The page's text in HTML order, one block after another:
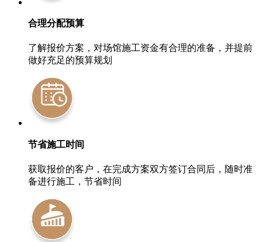
合理分配预算
了解报价方案，对场馆施工资金有合理的准备，并提前
做好充足的预算规划
节省施工时间
获取报价的客户，在完成方案双方签订合同后，随时准
备进行施工，节省时间